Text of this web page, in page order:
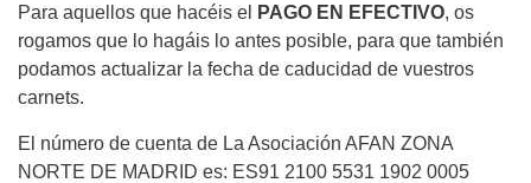
Para aquellos que hacéis el PAGO EN EFECTIVO, os
rogamos que lo hagáis lo antes posible, para que también
podamos actualizar la fecha de caducidad de vuestros
carnets.
El número de cuenta de La Asociación AFAN ZONA
NORTE DE MADRID es: ES91 2100 5531 1902 0005